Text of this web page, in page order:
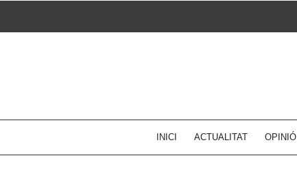
INICI ACTUALITAT OPINIÓ